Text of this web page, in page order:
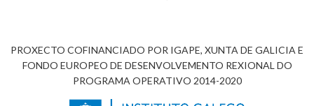
PROXECTO COFINANCIADO POR IGAPE, XUNTA DE GALICIA E
FONDO EUROPEO DE DESENVOLVEMENTO REXIONAL DO
PROGRAMA OPERATIVO 2014-2020